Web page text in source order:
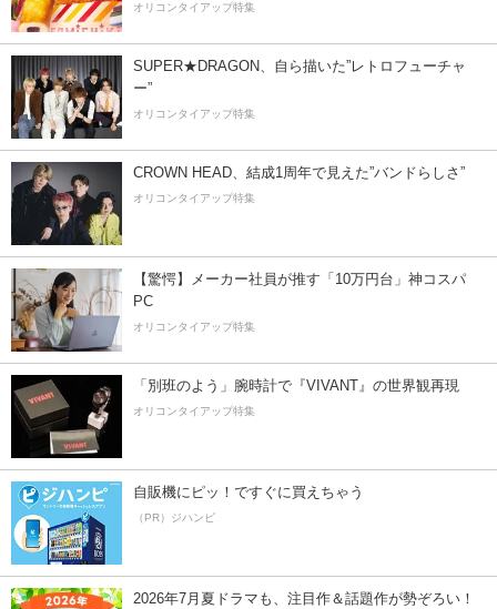
オリコンタイアップ特集
SUPER★DRAGON、自ら描いた”レトロフューチャ
ー”
オリコンタイアップ特集
CROWN HEAD、結成1周年で見えた”バンドらしさ”
オリコンタイアップ特集
【驚愕】メーカー社員が推す「10万円台」神コスパ
PC
オリコンタイアップ特集
「別班のよう」腕時計で『VIVANT』の世界観再現
オリコンタイアップ特集
自販機にピッ！ですぐに買えちゃう
（PR）ジハンピ
2026年7月夏ドラマも、注目作＆話題作が勢ぞろい！